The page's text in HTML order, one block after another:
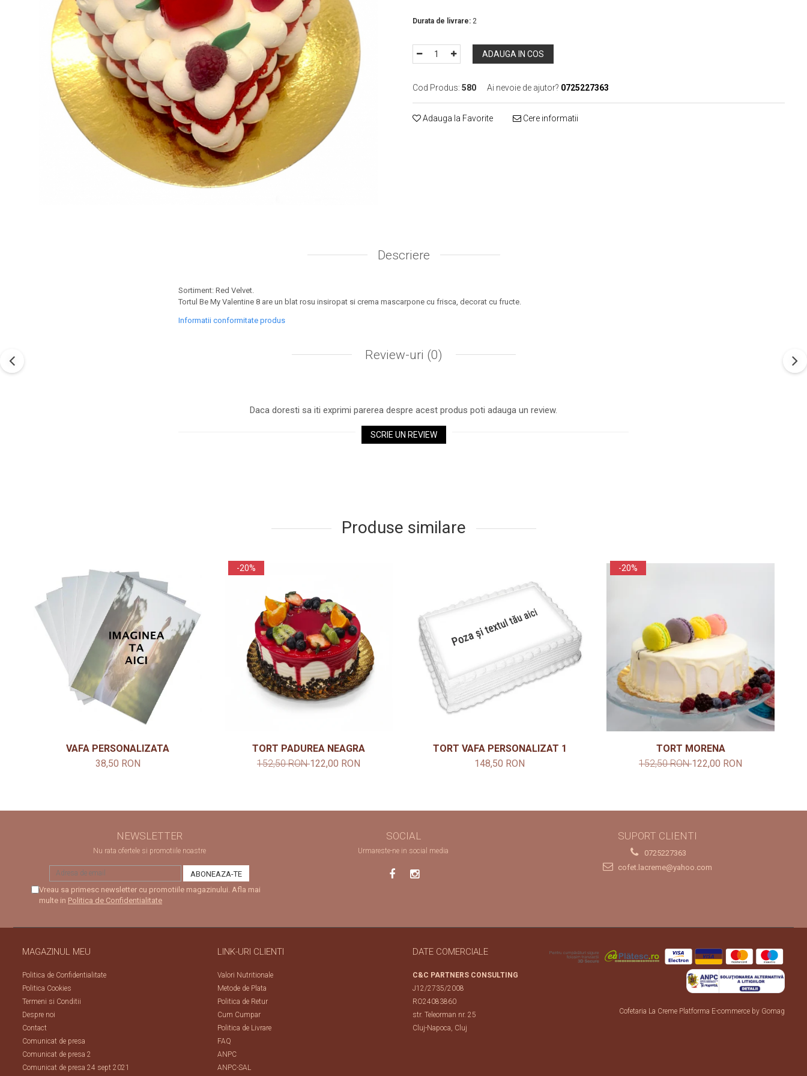
Durata de livrare: 2
ADAUGA IN COS
Cod Produs: 580 Ai nevoie de ajutor? 0725227363
Adauga la Favorite Cere informatii
Descriere
Sortiment: Red Velvet.
Tortul Be My Valentine 8 are un blat rosu insiropat si crema mascarpone cu frisca, decorat cu fructe.
Informatii conformitate produs
Review-uri (0)
Daca doresti sa iti exprimi parerea despre acest produs poti adauga un review.
SCRIE UN REVIEW
Produse similare
VAFA PERSONALIZATA
38,50 RON
-20%
TORT PADUREA NEAGRA
152,50 RON122,00 RON
TORT VAFA PERSONALIZAT 1
148,50 RON
-20%
TORT MORENA
152,50 RON122,00 RON
NEWSLETTER
Nu rata ofertele si promotiile noastre
Vreau sa primesc newsletter cu promotiile magazinului. Afla mai
multe in Politica de Confidentialitate
SOCIAL
Urmareste-ne in social media
SUPORT CLIENTI
0725227363
cofet.lacreme@yahoo.com
MAGAZINUL MEU
Politica de Confidentialitate
Politica Cookies
Termeni si Conditii
Despre noi
Contact
Comunicat de presa
Comunicat de presa 2
Comunicat de presa 24 sept 2021
LINK-URI CLIENTI
Valori Nutritionale
Metode de Plata
Politica de Retur
Cum Cumpar
Politica de Livrare
FAQ
ANPC
ANPC-SAL
DATE COMERCIALE
C&C PARTNERS CONSULTING
J12/2735/2008
RO24083860
str. Teleorman nr. 25
Cluj-Napoca, Cluj
Cofetaria La Creme Platforma E-commerce by Gomag